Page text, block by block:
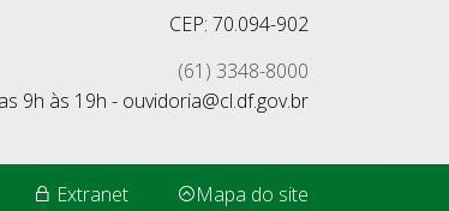
CEP: 70.094-902
(61) 3348-8000
9h às 19h - ouvidoria@cl.df.gov.br
Extranet Mapa do site